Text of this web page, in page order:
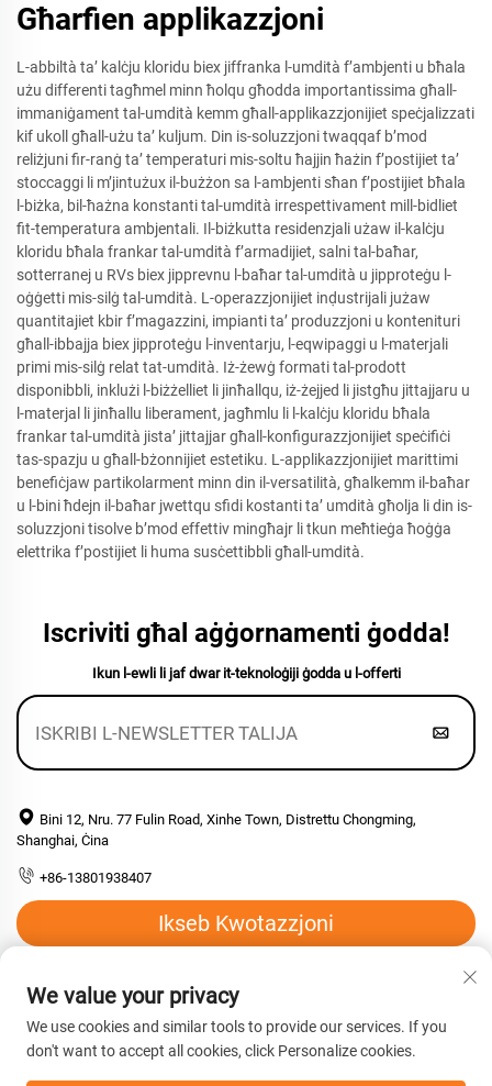
Għarfien applikazzjoni
L-abbiltà ta’ kalċju kloridu biex jiffranka l-umdità f’ambjenti u bħala
użu differenti tagħmel minn ħolqu għodda importantissima għall-
immaniġament tal-umdità kemm għall-applikazzjonijiet speċjalizzati
kif ukoll għall-użu ta’ kuljum. Din is-soluzzjoni twaqqaf b’mod
reliżjuni fir-ranġ ta’ temperaturi mis-soltu ħajjin ħażin f’postijiet ta’
stoccaggi li m’jintużux il-bużżon sa l-ambjenti sħan f’postijiet bħala
l-biżka, bil-ħażna konstanti tal-umdità irrespettivament mill-bidliet
fit-temperatura ambjentali. Il-biżkutta residenzjali użaw il-kalċju
kloridu bħala frankar tal-umdità f’armadijiet, salni tal-baħar,
sotterranej u RVs biex jipprevnu l-baħar tal-umdità u jipproteġu l-
oġġetti mis-silġ tal-umdità. L-operazzjonijiet inḍustrijali jużaw
quantitajiet kbir f’magazzini, impianti ta’ produzzjoni u kontenituri
għall-ibbajja biex jipproteġu l-inventarju, l-eqwipaggi u l-materjali
primi mis-silġ relat tat-umdità. Iż-żewġ formati tal-prodott
disponibbli, inklużi l-biżżelliet li jinħallqu, iż-żejjed li jistgħu jittajjaru u
l-materjal li jinħallu liberament, jagħmlu li l-kalċju kloridu bħala
frankar tal-umdità jista’ jittajjar għall-konfigurazzjonijiet speċifiċi
tas-spazju u għall-bżonnijiet estetiku. L-applikazzjonijiet marittimi
benefiċjaw partikolarment minn din il-versatilità, għalkemm il-baħar
u l-bini ħdejn il-baħar jwettqu sfidi kostanti ta’ umdità għolja li din is-
soluzzjoni tisolve b’mod effettiv mingħajr li tkun meħtieġa ħoġġa
elettrika f’postijiet li huma susċettibbli għall-umdità.
Iscriviti għal aġġornamenti ġodda!
Ikun l-ewli li jaf dwar it-teknoloġiji ġodda u l-offerti
Bini 12, Nru. 77 Fulin Road, Xinhe Town, Distrettu Chongming,
Shanghai, Ċina
+86-13801938407
Ikseb Kwotazzjoni
Copyright © 2026 Shanghai Hengyuan Macromolecular Materials
We value your privacy
We use cookies and similar tools to provide our services. If you
don't want to accept all cookies, click Personalize cookies.